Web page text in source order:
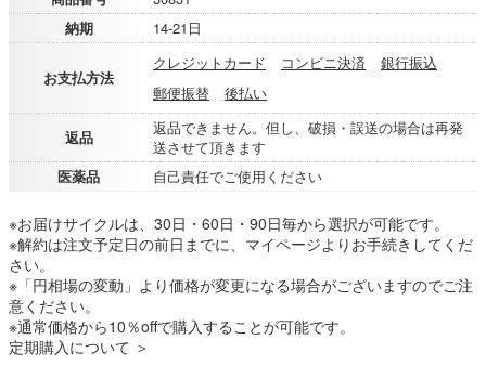
納期
14-21日
お支払方法
クレジットカード コンビニ決済
銀行振込
郵便振替
後払い
返品
返品できません。但し、破損・誤送の場合は再発
送させて頂きます
医薬品
自己責任でご使用ください
※お届けサイクルは、30日・60日・90日毎から選択が可能です。
※解約は注文予定日の前日までに、マイページよりお手続きしてくだ
さい。
※「円相場の変動」より価格が変更になる場合がございますのでご注
意ください。
※通常価格から10％offで購入することが可能です。
定期購入について ＞